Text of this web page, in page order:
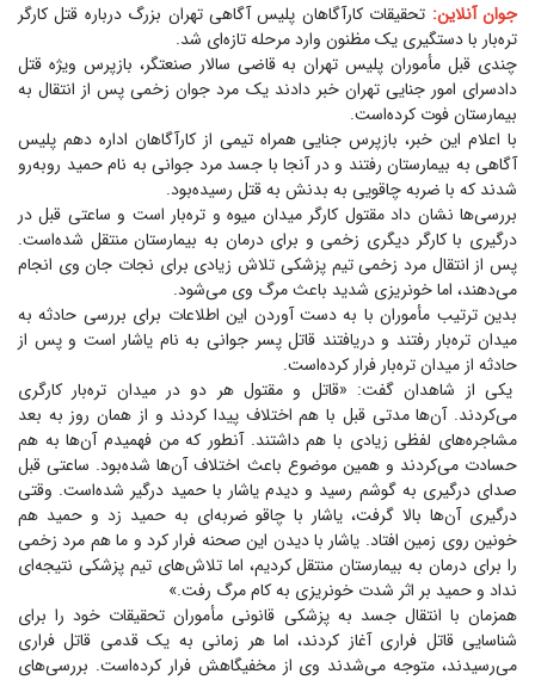
جوان آنلاین: تحقیقات کارآگاهان پلیس آگاهی تهران بزرگ درباره قتل کارگر
تره‌بار با دستگیری یک مظنون وارد مرحله تازه‌ای شد.
چندی قبل مأموران پلیس تهران به قاضی سالار صنعتگر، بازپرس ویژه قتل
دادسرای امور جنایی تهران خبر دادند یک مرد جوان زخمی پس از انتقال به
بیمارستان فوت کرده‌است.
با اعلام این خبر، بازپرس جنایی همراه تیمی از کارآگاهان اداره دهم پلیس
آگاهی به بیمارستان رفتند و در آنجا با جسد مرد جوانی به نام حمید روبه‌رو
شدند که با ضربه چاقویی به بدنش به قتل رسیده‌بود.
بررسی‌ها نشان داد مقتول کارگر میدان میوه و تره‌بار است و ساعتی قبل در
درگیری با کارگر دیگری زخمی و برای درمان به بیمارستان منتقل شده‌است.
پس از انتقال مرد زخمی تیم پزشکی تلاش زیادی برای نجات جان وی انجام
می‌دهند، اما خونریزی شدید باعث مرگ وی می‌شود.
بدین ترتیب مأموران با به دست آوردن این اطلاعات برای بررسی حادثه به
میدان تره‌بار رفتند و دریافتند قاتل پسر جوانی به نام یاشار است و پس از
حادثه از میدان تره‌بار فرار کرده‌است.
یکی از شاهدان گفت: «قاتل و مقتول هر دو در میدان تره‌بار کارگری
می‌کردند. آن‌ها مدتی قبل با هم اختلاف پیدا کردند و از همان روز به بعد
مشاجره‌های لفظی زیادی با هم داشتند. آنطور که من فهمیدم آن‌ها به هم
حسادت می‌کردند و همین موضوع باعث اختلاف آن‌ها شده‌بود. ساعتی قبل
صدای درگیری به گوشم رسید و دیدم یاشار با حمید درگیر شده‌است. وقتی
درگیری آن‌ها بالا گرفت، یاشار با چاقو ضربه‌ای به حمید زد و حمید هم
خونین روی زمین افتاد. یاشار با دیدن این صحنه فرار کرد و ما هم مرد زخمی
را برای درمان به بیمارستان منتقل کردیم، اما تلاش‌های تیم پزشکی نتیجه‌ای
نداد و حمید بر اثر شدت خونریزی به کام مرگ رفت.»
همزمان با انتقال جسد به پزشکی قانونی مأموران تحقیقات خود را برای
شناسایی قاتل فراری آغاز کردند، اما هر زمانی به یک قدمی قاتل فراری
می‌رسیدند، متوجه می‌شدند وی از مخفیگاهش فرار کرده‌است. بررسی‌های